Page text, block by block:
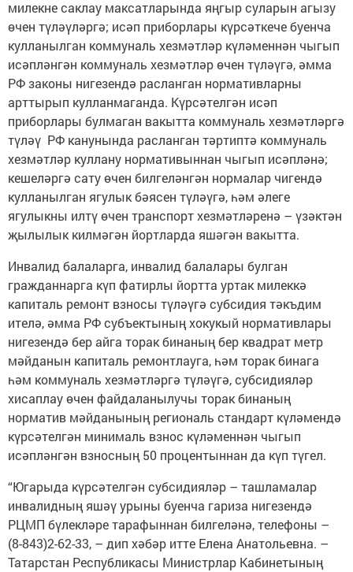
милекне саклау максатларында яңгыр суларын агызу
өчен түләүләргә; исәп приборлары күрсәткече буенча
кулланылган коммуналь хезмәтләр күләменнән чыгып
исәпләнгән коммуналь хезмәтләр өчен түләүгә, әмма
РФ законы нигезендә расланган нормативларны
арттырып кулланмаганда. Күрсәтелгән исәп
приборлары булмаган вакытта коммуналь хезмәтләргә
түләү РФ канунында расланган тәртиптә коммуналь
хезмәтләр куллану нормативыннан чыгып исәпләнә;
кешеләргә сату өчен билгеләнгән нормалар чигендә
кулланылган ягулык бәясен түләүгә, һәм әлеге
ягулыкны илтү өчен транспорт хезмәтләренә – үзәктән
җылылык килмәгән йортларда яшәгән вакытта.
Инвалид балаларга, инвалид балалары булган
гражданнарга күп фатирлы йортта уртак милеккә
капиталь ремонт взносы түләүгә субсидия тәкъдим
ителә, әмма РФ субъектының хокукый нормативлары
нигезендә бер айга торак бинаның бер квадрат метр
мәйданын капиталь ремонтлауга, һәм торак бинага
һәм коммуналь хезмәтләргә түләүгә, субсидияләр
хисаплау өчен файдаланылучы торак бинаның
норматив мәйданының региональ стандарт күләмендә
күрсәтелгән минималь взнос күләменнән чыгып
исәпләнгән взносның 50 процентыннан да күп түгел.
“Югарыда күрсәтелгән субсидияләр – ташламалар
инвалидның яшәү урыны буенча гариза нигезендә
РЦМП бүлекләре тарафыннан билгеләнә, телефоны –
(8-843)2-62-33, – дип хәбәр итте Елена Анатольевна. –
Татарстан Респуб­ликасы Министрлар Кабинетының